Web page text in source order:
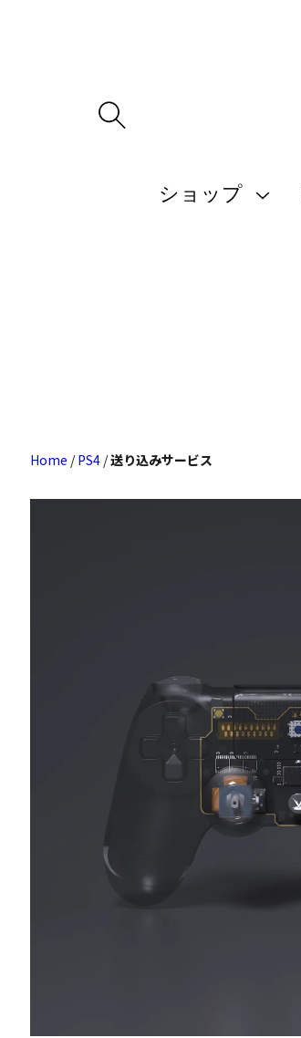
ショップ
Home /PS4 /送り込みサービス